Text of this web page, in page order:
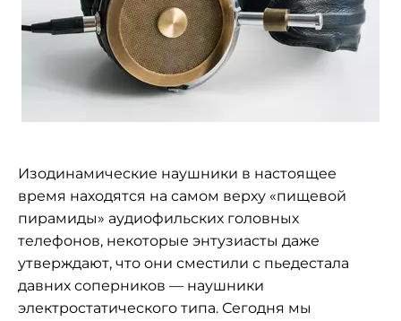
Изодинамические наушники в настоящее
время находятся на самом верху «пищевой
пирамиды» аудиофильских головных
телефонов, некоторые энтузиасты даже
утверждают, что они сместили с пьедестала
давних соперников — наушники
электростатического типа. Сегодня мы